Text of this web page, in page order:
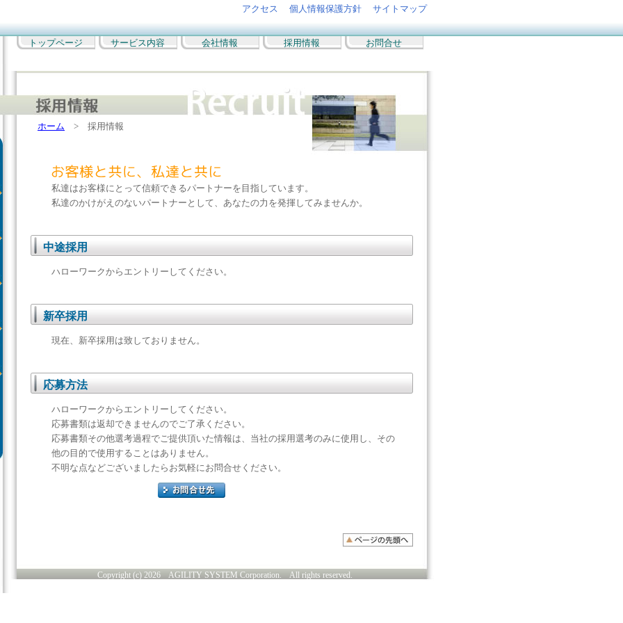
アクセス 個人情報保護方針 サイトマップ
トップページ サービス内容 会社情報 採用情報 お問合せ
ホーム > 採用情報
私達はお客様にとって信頼できるパートナーを目指しています。
私達のかけがえのないパートナーとして、あなたの力を発揮してみませんか。
中途採用
ハローワークからエントリーしてください。
新卒採用
現在、新卒採用は致しておりません。
応募方法
ハローワークからエントリーしてください。
応募書類は返却できませんのでご了承ください。
応募書類その他選考過程でご提供頂いた情報は、当社の採用選考のみに使用し、その
他の目的で使用することはありません。
不明な点などございましたらお気軽にお問合せください。
Copyright (c) 2026 AGILITY SYSTEM Corporation. All rights reserved.